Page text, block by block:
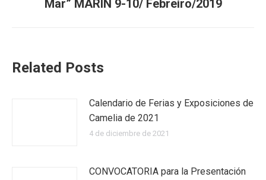
post:
Mar” MARÍN 9-10/ Febreiro/2019
Related Posts
Calendario de Ferias y Exposiciones de
Camelia de 2021
4 de diciembre de 2021
CONVOCATORIA para la Presentación